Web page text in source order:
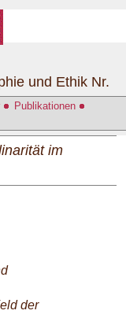
Publikationen
und Ethik Nr.
im
der